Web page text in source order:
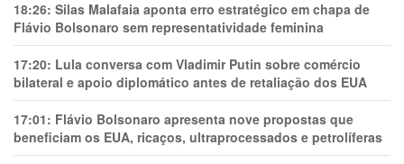
18:26: Silas Malafaia aponta erro estratégico em chapa de
Flávio Bolsonaro sem representatividade feminina
17:20: Lula conversa com Vladimir Putin sobre comércio
bilateral e apoio diplomático antes de retaliação dos EUA
17:01: Flávio Bolsonaro apresenta nove propostas que
beneficiam os EUA, ricaços, ultraprocessados e petrolíferas